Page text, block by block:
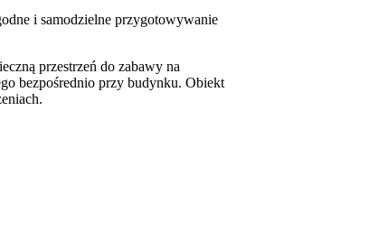
i samodzielne przygotowywanie
przestrzeń do zabawy na
bezpośrednio przy budynku. Obiekt